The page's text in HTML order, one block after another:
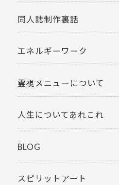
同人誌制作裏話
エネルギーワーク
霊視メニューについて
人生についてあれこれ
BLOG
スピリットアート